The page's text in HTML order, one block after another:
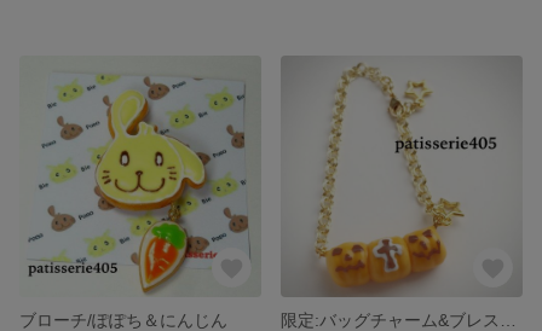
ブローチ/ぽぽち＆にんじん